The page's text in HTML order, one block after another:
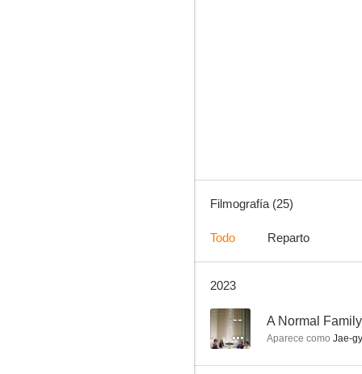
6.8
Filmografía (25)
Todo Reparto
2023
-- A Normal Family
Aparece como Jae-